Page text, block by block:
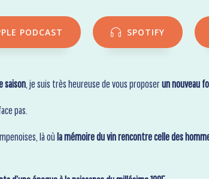
PODCAST SPOTIFY
saison, je suis très heureuse de vous proposerun nouveau
pas.
là où la mémoire du vin rencontre celle des